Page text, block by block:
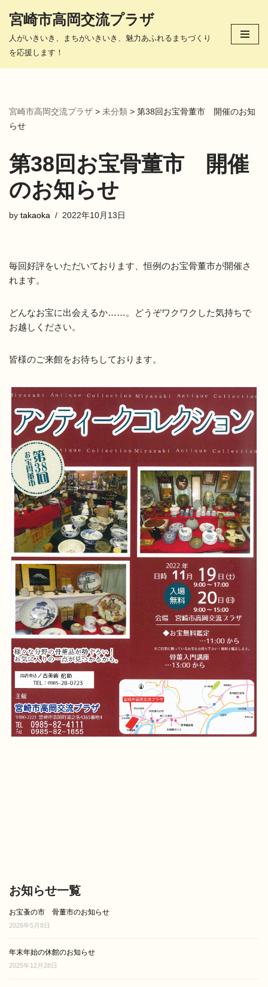
コ
ス
キ
プ
宮崎市高岡交流プラザ
人がいきいき、まちがいきいき、魅力あふれるまちづくり
を応援します！
宮崎市高岡交流プラザ > 未分類 > 第38回お宝骨董市 開催のお知
らせ
第38回お宝骨董市 開催
のお知らせ
by takaoka 2022年10月13日
毎回好評をいただいております、恒例のお宝骨董市が開催さ
れます。
どんなお宝に出会えるか……。どうぞワクワクした気持ちで
お越しください。
皆様のご来館をお待ちしております。
お知らせ一覧
お宝蚤の市 骨董市のお知らせ
2026年5月8日
年末年始の休館のお知らせ
2025年12月28日